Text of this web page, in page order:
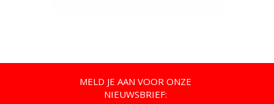
MELD JE AAN VOOR ONZE
NIEUWSBRIEF: